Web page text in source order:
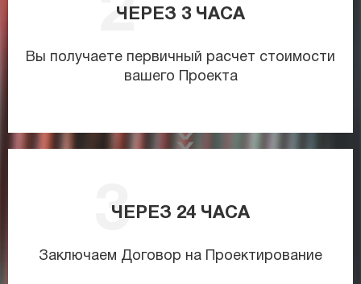
ЧЕРЕЗ 3 ЧАСА
Вы получаете первичный расчет стоимости
вашего Проекта
ЧЕРЕЗ 24 ЧАСА
Заключаем Договор на Проектирование